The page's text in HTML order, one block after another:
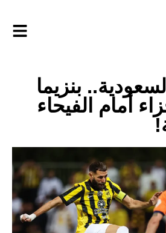
بنزيما
أمام الفيحاء